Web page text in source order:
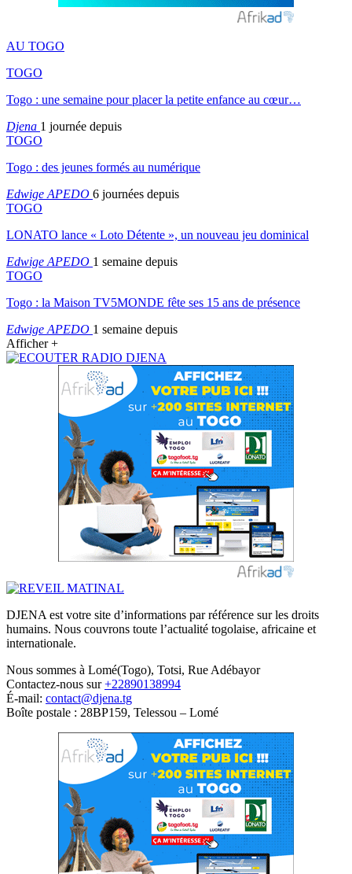
AU TOGO
TOGO
Togo : une semaine pour placer la petite enfance au cœur…
Djena 1 journée depuis
TOGO
Togo : des jeunes formés au numérique
Edwige APEDO 6 journées depuis
TOGO
LONATO lance « Loto Détente », un nouveau jeu dominical
Edwige APEDO 1 semaine depuis
TOGO
Togo : la Maison TV5MONDE fête ses 15 ans de présence
Edwige APEDO 1 semaine depuis
Afficher +
DJENA est votre site d’informations par référence sur les droits
humains. Nous couvrons toute l’actualité togolaise, africaine et
internationale.
Nous sommes à Lomé(Togo), Totsi, Rue Adébayor
Contactez-nous sur+22890138994
É-mail: contact@djena.tg
Boîte postale : 28BP159, Telessou – Lomé